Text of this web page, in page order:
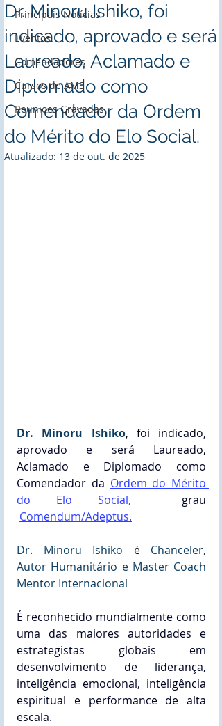
Principais Notícias
Eventos
Comendadores
Cursos de AMS
Reuniões Gravadas
Dr. Minoru Ishiko, foi
indicado, aprovado e será
Laureado, Aclamado e
Diplomado como
Comendador da Ordem
do Mérito do Elo Social.
Atualizado: 13 de out. de 2025
Dr. Minoru Ishiko, foi indicado,
aprovado e será Laureado,
Aclamado e Diplomado como
Comendador da Ordem do Mérito
do Elo Social,
Comendum/Adeptus.
Dr. Minoru Ishiko é Chanceler,
Autor Humanitário e Master Coach
Mentor Internacional
É reconhecido mundialmente como
uma das maiores autoridades e
estrategistas globais em
desenvolvimento de liderança,
inteligência emocional, inteligência
espiritual e performance de alta
escala.